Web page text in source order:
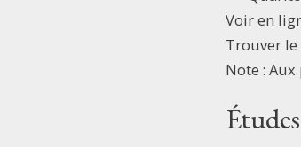
Voir en
Trouver
Note : Aux
Études